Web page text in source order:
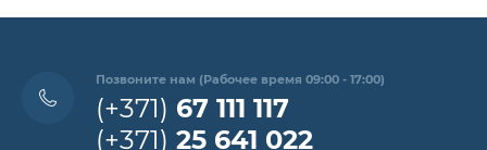
Позвоните нам (Рабочее время 09:00 - 17:00)
(+371) 67 111 117
(+371) 25 641 022